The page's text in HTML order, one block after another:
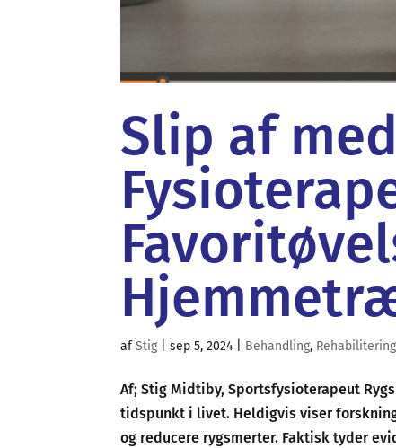
Slip af
afStig |sep 5, 2024 Behandling, Rehabilitering
Af; Stig Midtiby, Sportsfysioterapeut
tidspunkt i livet. Heldigvis viser
og reducere rygsmerter. Faktisk tyder